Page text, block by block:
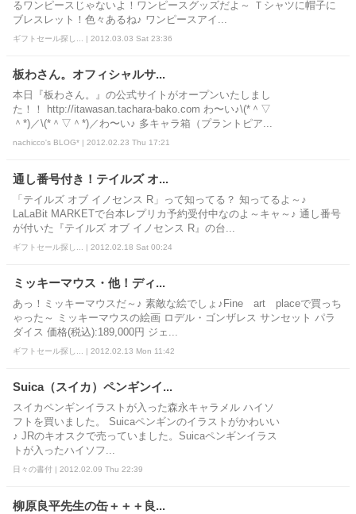
るワンピースじゃないよ！ワンピースグッズだよ～ Ｔシャツに帽子に
ブレスレット！色々あるね♪ ワンピースアイ...
ギフトセール探し... | 2012.03.03 Sat 23:36
板わさん。オフィシャルサ...
本日『板わさん。』の公式サイトがオープンいたしまし
た！！ http://itawasan.tachara-bako.com わ〜い♪\(*＾▽
＾*)／\(*＾▽＾*)／わ〜い♪ 多キャラ箱（プラントピア...
nachicco's BLOG* | 2012.02.23 Thu 17:21
通し番号付き！テイルズ オ...
「テイルズ オブ イノセンス R」って知ってる？ 知ってるよ～♪
LaLaBit MARKETで台本レプリカ予約受付中なのよ～キャ～♪ 通し番号
が付いた『テイルズ オブ イノセンス R』の台...
ギフトセール探し... | 2012.02.18 Sat 00:24
ミッキーマウス・他！ディ...
あっ！ミッキーマウスだ～♪ 素敵な絵でしょ♪Fine art placeで買っち
ゃった～ ミッキーマウスの絵画 ロデル・ゴンザレス サンセット パラ
ダイス 価格(税込):189,000円 ジェ...
ギフトセール探し... | 2012.02.13 Mon 11:42
Suica（スイカ）ペンギンイ...
スイカペンギンイラストが入った森永キャラメル ハイソ
フトを買いました。 Suicaペンギンのイラストがかわいい
♪ JRのキオスクで売っていました。Suicaペンギンイラス
トが入ったハイソフ...
日々の書付 | 2012.02.09 Thu 22:39
柳原良平先生の缶＋＋＋良...